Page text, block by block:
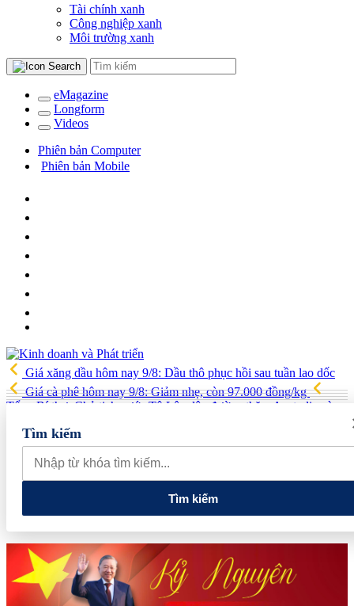
Tài chính xanh
Công nghiệp xanh
Môi trường xanh
eMagazine
Longform
Videos
Phiên bản Computer
Phiên bản Mobile
Giá xăng dầu hôm nay 9/8: Dầu thô phục hồi sau tuần lao dốc
Giá cà phê hôm nay 9/8: Giảm nhẹ, còn 97.000 đồng/kg
Tổng Bí thư, Chủ tịch nước Tô Lâm lên đường thăm Australia và
New Zealand
quan đến lĩnh vực tài chính, ngân hàng
Xử lý đến cùng các
vướng mắc, không đẩy doanh nghiệp đi vòng
Tìm kiếm
Tìm kiếm